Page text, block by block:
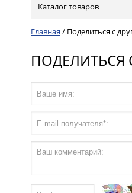
Каталог товаров
Главная / Поделиться с
ПОДЕЛИТЬСЯ